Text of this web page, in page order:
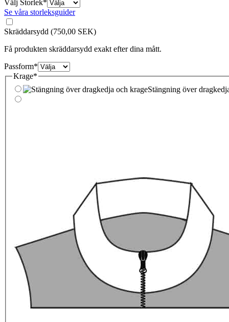
Välj Storlek* (required)
Se våra storleksguider
Skräddarsydd (750,00 SEK)
Få produkten skräddarsydd exakt efter dina mått.
Passform* (required)
Krage*(required)
Stängning över